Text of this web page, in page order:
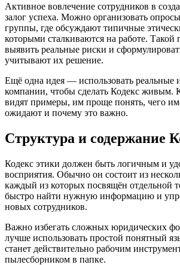
Активное вовлечение сотрудников в
залог успеха. Можно организовать
группы, где обсуждают типичные
которыми сталкиваются на работе. Такой
выявить реальные риски и
учитывают их решение.
Ещё одна идея — использовать реальные
компании, чтобы сделать Кодекс живым.
видят примеры, им проще понять, чего
ожидают и почему это важно.
Структура и содержание
Кодекс этики должен быть логичным и
восприятия. Обычно он состоит из
каждый из которых посвящён отдельной
быстро найти нужную информацию и
новых сотрудников.
Важно избегать сложных юридических
лучше использовать простой понятный
станет действительно рабочим
пылесборником в папке.